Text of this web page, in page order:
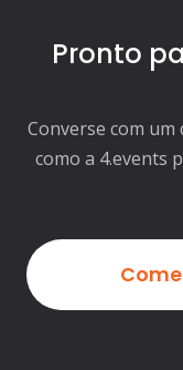
Pronto
Converse com um
como a 4.events